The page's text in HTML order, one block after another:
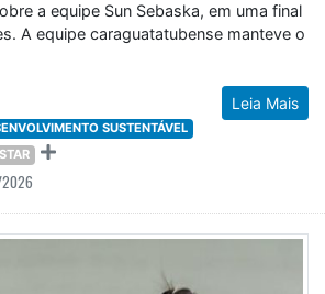
a equipe Sun Sebaska, em uma final
A equipe caraguatatubense manteve o
Leia Mais
SUSTENTÁVEL
2026